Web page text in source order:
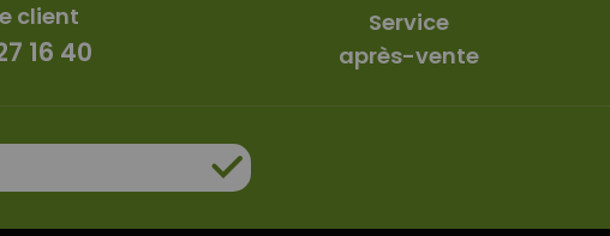
client
16 40
Service
après-vente